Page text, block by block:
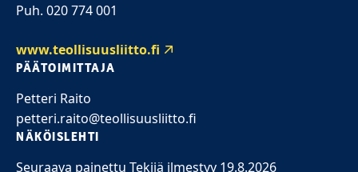
Puh. 020 774 001
www.teollisuusliitto.fi
PÄÄTOIMITTAJA
Petteri Raito
petteri.raito@teollisuusliitto.fi
NÄKÖISLEHTI
Seuraava painettu Tekijä ilmestyy 19.8.2026